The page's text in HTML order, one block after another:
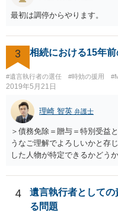
最初は調停からやります。
3 相続における15年
#遺言執行者の選任 #時効の援用
2019年5月21日
理崎 智英 弁護士
＞債務免除＝贈与＝特別受益
うなご理解でよろしいかと存
した人物が特定できるかどう
4
遺言執行者として
る問題